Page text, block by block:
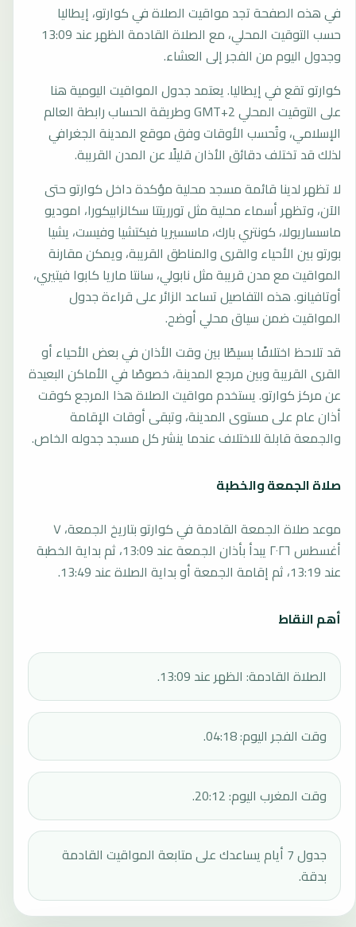
في هذه الصفحة تجد مواقيت الصلاة في كوارتو، إيطاليا
حسب التوقيت المحلي، مع الصلاة القادمة الظهر عند 13:09
وجدول اليوم من الفجر إلى العشاء.
كوارتو تقع في إيطاليا. يعتمد جدول المواقيت اليومية هنا
على التوقيت المحلي GMT+2 وطريقة الحساب رابطة العالم
الإسلامي، وتُحسب الأوقات وفق موقع المدينة الجغرافي
لذلك قد تختلف دقائق الأذان قليلًا عن المدن القريبة.
لا تظهر لدينا قائمة مسجد محلية مؤكدة داخل كوارتو حتى
الآن، وتظهر أسماء محلية مثل تورريتتا سكالزابيكورا، اموديو
ماسساريولا، كونتري بارك، ماسسيريا فيكتشيا وفيست، يشيا
بورتو بين الأحياء والقرى والمناطق القريبة، ويمكن مقارنة
المواقيت مع مدن قريبة مثل نابولي، سانتا ماريا كابوا فيتيري،
أوتافيانو. هذه التفاصيل تساعد الزائر على قراءة جدول
المواقيت ضمن سياق محلي أوضح.
قد تلاحظ اختلافًا بسيطًا بين وقت الأذان في بعض الأحياء أو
القرى القريبة وبين مرجع المدينة، خصوصًا في الأماكن البعيدة
عن مركز كوارتو. يستخدم مواقيت الصلاة هذا المرجع كوقت
أذان عام على مستوى المدينة، وتبقى أوقات الإقامة
والجمعة قابلة للاختلاف عندما ينشر كل مسجد جدوله الخاص.
صلاة الجمعة والخطبة
موعد صلاة الجمعة القادمة في كوارتو بتاريخ الجمعة، ٧
أغسطس ٢٠٢٦ يبدأ بأذان الجمعة عند 13:09، ثم بداية الخطبة
عند 13:19، ثم إقامة الجمعة أو بداية الصلاة عند 13:49.
أهم النقاط
الصلاة القادمة: الظهر عند 13:09.
وقت الفجر اليوم: 04:18.
وقت المغرب اليوم: 20:12.
جدول 7 أيام يساعدك على متابعة المواقيت القادمة
بدقة.